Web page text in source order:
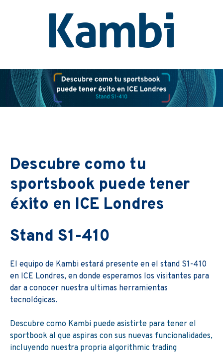
Descubre como tu
sportsbook puede tener
éxito en ICE Londres
Stand S1-410
El equipo de Kambi estará presente en el stand S1-410
en ICE Londres, en donde esperamos los visitantes para
dar a conocer nuestra ultimas herramientas
tecnológicas.
Descubre como Kambi puede asistirte para tener el
sportbook al que aspiras con sus nuevas funcionalidades,
incluyendo nuestra propria algorithmic trading